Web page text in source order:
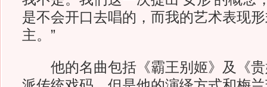
是不会开口去唱的，而我的艺术表现
主。”
他的名曲包括《霸王别姬》及《贵